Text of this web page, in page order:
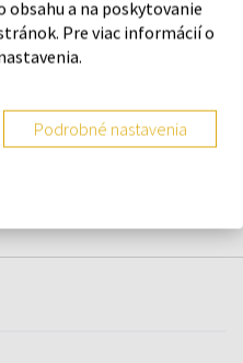
presne pre
a na poskytovanie
Pre viac informácií o
Podrobné nastavenia